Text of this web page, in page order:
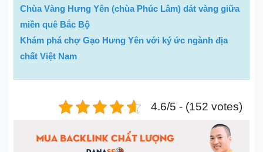
Chùa Vàng Hưng Yên​ (chùa Phúc Lâm) dát vàng giữa
miền quê Bắc Bộ
Khám phá chợ Gạo Hưng Yên với ký ức ngành địa
chất Việt Nam
4.6/5 - (152 votes)